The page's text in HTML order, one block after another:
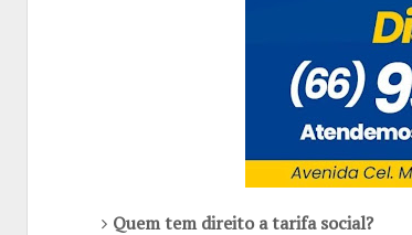
Quem tem direito a tarifa social?